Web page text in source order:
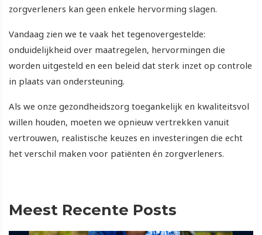
zorgverleners kan geen enkele hervorming slagen.
Vandaag zien we te vaak het tegenovergestelde:
onduidelijkheid over maatregelen, hervormingen die
worden uitgesteld en een beleid dat sterk inzet op controle
in plaats van ondersteuning.
Als we onze gezondheidszorg toegankelijk en kwaliteitsvol
willen houden, moeten we opnieuw vertrekken vanuit
vertrouwen, realistische keuzes en investeringen die echt
het verschil maken voor patiënten én zorgverleners.
Meest Recente Posts